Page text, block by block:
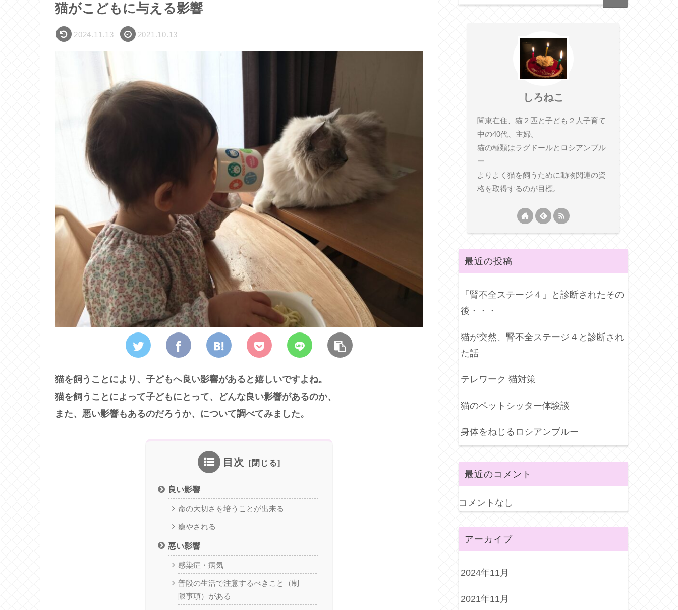
猫がこどもに与える影響
2024.11.13 2021.10.13
猫を飼うことにより、子どもへ良い影響があると嬉しいですよね。
猫を飼うことによって子どもにとって、どんな良い影響があるのか、
また、悪い影響もあるのだろうか、について調べてみました。
目次
良い影響
命の大切さを培うことが出来る
癒やされる
悪い影響
感染症・病気
普段の生活で注意するべきこと（制
限事項）がある
しろねこ
関東在住、猫２匹と子ども２人子育て
中の40代、主婦。
猫の種類はラグドールとロシアンブル
ー
よりよく猫を飼うために動物関連の資
格を取得するのが目標。
最近の投稿
「腎不全ステージ４」と診断されたその
後・・・
猫が突然、腎不全ステージ４と診断され
た話
テレワーク 猫対策
猫のペットシッター体験談
身体をねじるロシアンブルー
最近のコメント
コメントなし
アーカイブ
2024年11月
2021年11月